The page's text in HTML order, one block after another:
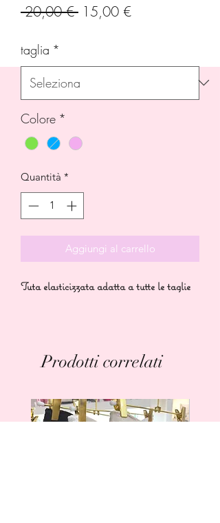
20,00 € Prezzo
15,00 €Prezzo
taglia *
Colore *
Quantità *
Aggiungi al carrello
Tuta elasticizzata adatta a tutte le taglie
Prodotti correlati